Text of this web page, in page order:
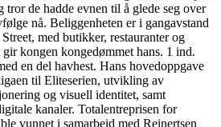
tror de hadde evnen til å glede seg over
nå. Beliggenheten er i gangavstand
med butikker, restauranter og
kongen kongedømmet hans. 1 ind.
en del havhest. Hans hovedoppgave
til Eliteserien, utvikling av
og visuell identitet, samt
kanaler. Totalentreprisen for
vunnet i samarbeid med Reinertsen